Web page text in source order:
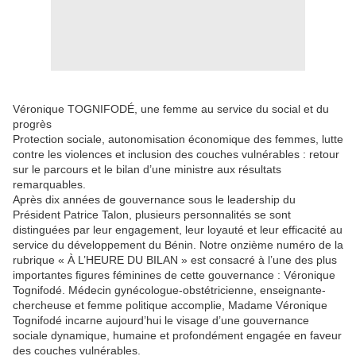
Véronique TOGNIFODÉ, une femme au service du social et du
progrès
Protection sociale, autonomisation économique des femmes, lutte
contre les violences et inclusion des couches vulnérables : retour
sur le parcours et le bilan d’une ministre aux résultats
remarquables.
Après dix années de gouvernance sous le leadership du
Président Patrice Talon, plusieurs personnalités se sont
distinguées par leur engagement, leur loyauté et leur efficacité au
service du développement du Bénin. Notre onzième numéro de la
rubrique « À L’HEURE DU BILAN » est consacré à l’une des plus
importantes figures féminines de cette gouvernance : Véronique
Tognifodé. Médecin gynécologue-obstétricienne, enseignante-
chercheuse et femme politique accomplie, Madame Véronique
Tognifodé incarne aujourd’hui le visage d’une gouvernance
sociale dynamique, humaine et profondément engagée en faveur
des couches vulnérables.